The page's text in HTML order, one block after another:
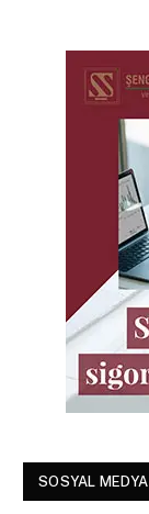
SOSYAL MEDYA